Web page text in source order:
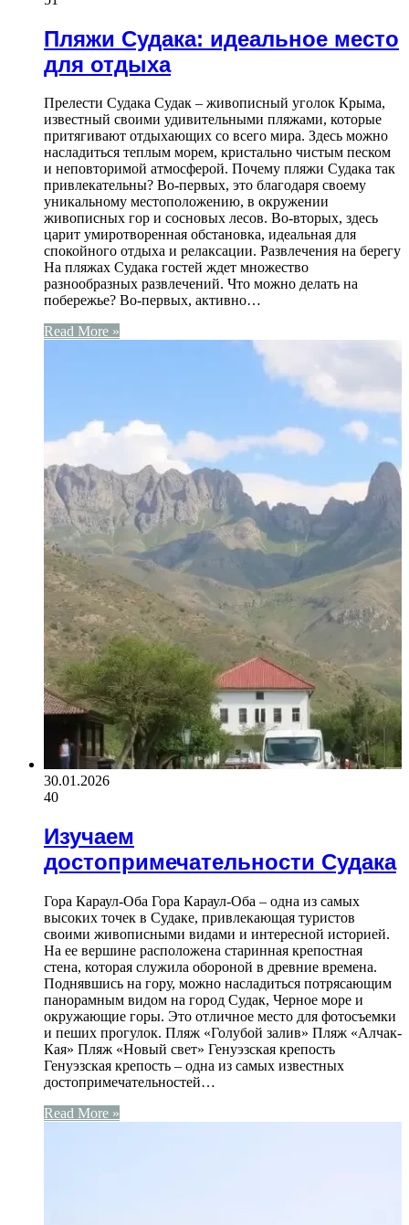
Пляжи Судака: идеальное место
для отдыха
Прелести Судака Судак – живописный уголок Крыма,
известный своими удивительными пляжами, которые
притягивают отдыхающих со всего мира. Здесь можно
насладиться теплым морем, кристально чистым песком
и неповторимой атмосферой. Почему пляжи Судака так
привлекательны? Во-первых, это благодаря своему
уникальному местоположению, в окружении
живописных гор и сосновых лесов. Во-вторых, здесь
царит умиротворенная обстановка, идеальная для
спокойного отдыха и релаксации. Развлечения на берегу
На пляжах Судака гостей ждет множество
разнообразных развлечений. Что можно делать на
побережье? Во-первых, активно…
Read More »
30.01.2026
40
Изучаем
достопримечательности Судака
Гора Караул-Оба Гора Караул-Оба – одна из самых
высоких точек в Судаке, привлекающая туристов
своими живописными видами и интересной историей.
На ее вершине расположена старинная крепостная
стена, которая служила обороной в древние времена.
Поднявшись на гору, можно насладиться потрясающим
панорамным видом на город Судак, Черное море и
окружающие горы. Это отличное место для фотосъемки
и пеших прогулок. Пляж «Голубой залив» Пляж «Алчак-
Кая» Пляж «Новый свет» Генуэзская крепость
Генуэзская крепость – одна из самых известных
достопримечательностей…
Read More »